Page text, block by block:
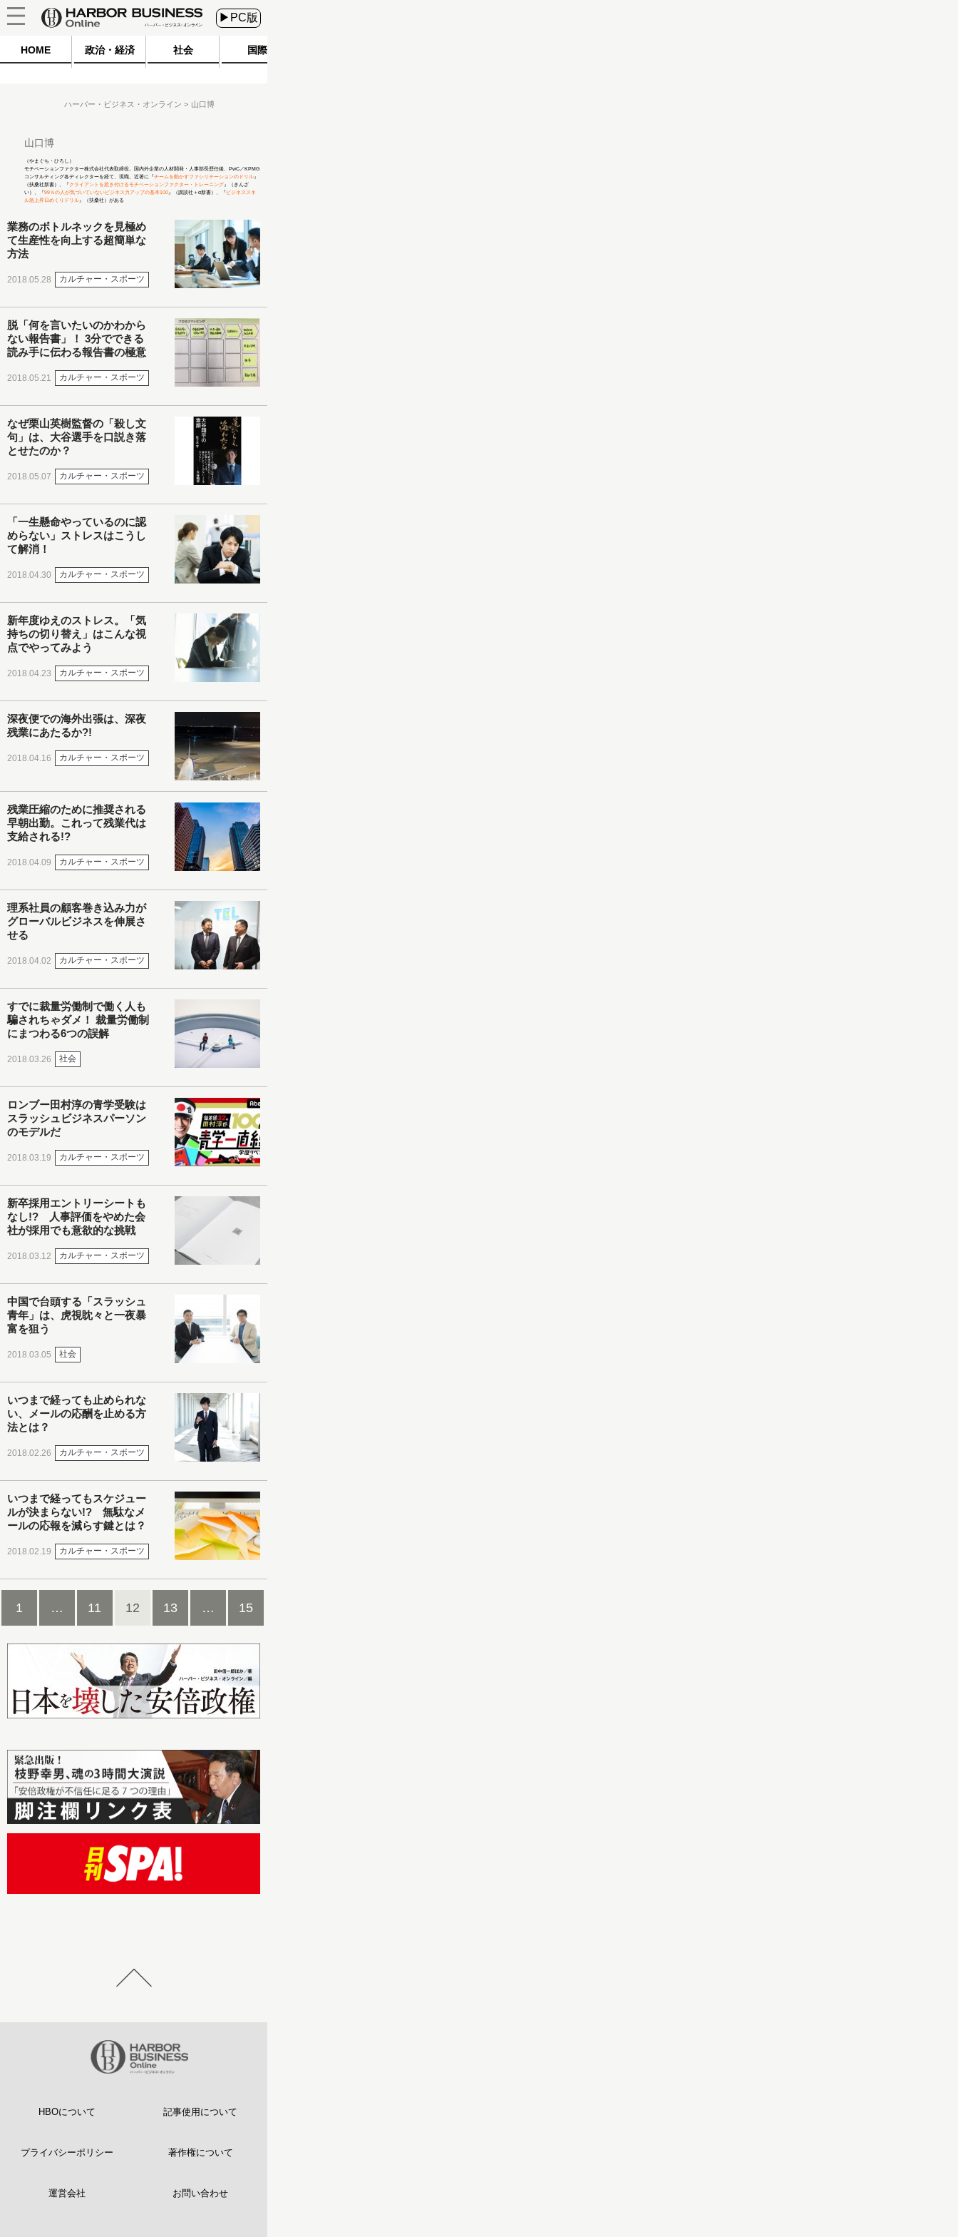
▶PC版
HOME 政治・経済 社会 国際
ハーバー・ビジネス・オンライン 山口博
山口博
（やまぐち・ひろし）
モチベーションファクター株式会社代表取締役。国内外企業の人材開発・人事部長歴任後、PwC／KPMG
コンサルティング各ディレクターを経て、現職。近著に『チームを動かすファシリテーションのドリル 』
（扶桑社新書）、『クライアントを惹き付けるモチベーションファクター・トレーニング 』（きんざ
い）、『99％の人が気づいていないビジネス力アップの基本100 』（講談社＋α新書）、『ビジネススキ
ル急上昇日めくりドリル 』（扶桑社）がある
業務のボトルネックを見極め
て生産性を向上する超簡単な
方法
2018.05.28 カルチャー・スポーツ
脱「何を言いたいのかわから
ない報告書」！ 3分でできる
読み手に伝わる報告書の極意
2018.05.21 カルチャー・スポーツ
なぜ栗山英樹監督の「殺し文
句」は、大谷選手を口説き落
とせたのか？
2018.05.07 カルチャー・スポーツ
「一生懸命やっているのに認
めらない」ストレスはこうし
て解消！
2018.04.30 カルチャー・スポーツ
新年度ゆえのストレス。「気
持ちの切り替え」はこんな視
点でやってみよう
2018.04.23 カルチャー・スポーツ
深夜便での海外出張は、深夜
残業にあたるか?!
2018.04.16 カルチャー・スポーツ
残業圧縮のために推奨される
早朝出勤。これって残業代は
支給される!?
2018.04.09 カルチャー・スポーツ
理系社員の顧客巻き込み力が
グローバルビジネスを伸展さ
せる
2018.04.02 カルチャー・スポーツ
すでに裁量労働制で働く人も
騙されちゃダメ！ 裁量労働制
にまつわる6つの誤解
2018.03.26 社会
ロンブー田村淳の青学受験は
スラッシュビジネスパーソン
のモデルだ
2018.03.19 カルチャー・スポーツ
新卒採用エントリーシートも
なし!? 人事評価をやめた会
社が採用でも意欲的な挑戦
2018.03.12 カルチャー・スポーツ
中国で台頭する「スラッシュ
青年」は、虎視眈々と一夜暴
富を狙う
2018.03.05 社会
いつまで経っても止められな
い、メールの応酬を止める方
法とは？
2018.02.26 カルチャー・スポーツ
いつまで経ってもスケジュー
ルが決まらない!? 無駄なメ
ールの応報を減らす鍵とは？
2018.02.19 カルチャー・スポーツ
1 … 11 12 13 … 15
HBOについて 記事使用について
プライバシーポリシー 著作権について
運営会社 お問い合わせ